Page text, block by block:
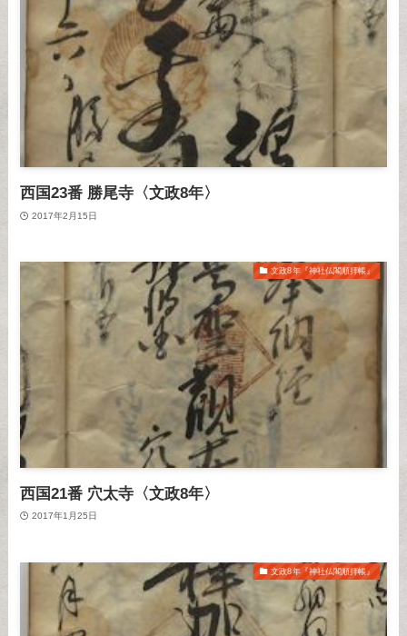
西国23番 勝尾寺〈文政8年〉
2017年2月15日
文政8年『神社仏閣順拝帳』
西国21番 穴太寺〈文政8年〉
2017年1月25日
文政8年『神社仏閣順拝帳』